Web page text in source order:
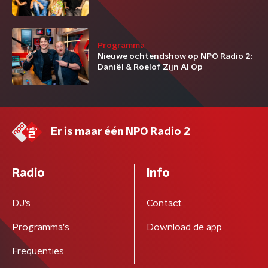
Programma
Nieuwe ochtendshow op NPO Radio 2:
Daniël & Roelof Zijn Al Op
Er is maar één NPO Radio 2
Radio
DJ’s
Programma's
Frequenties
Info
Contact
Download de app